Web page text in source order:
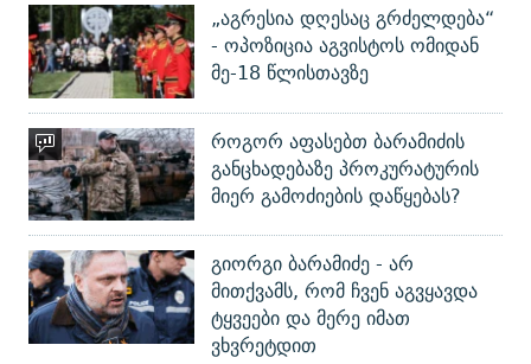
„აგრესია დღესაც გრძელდება“
- ოპოზიცია აგვისტოს ომიდან
მე-18 წლისთავზე
როგორ აფასებთ ბარამიძის
განცხადებაზე პროკურატურის
მიერ გამოძიების დაწყებას?
გიორგი ბარამიძე - არ
მითქვამს, რომ ჩვენ აგვყავდა
ტყვეები და მერე იმათ
ვხვრეტდით